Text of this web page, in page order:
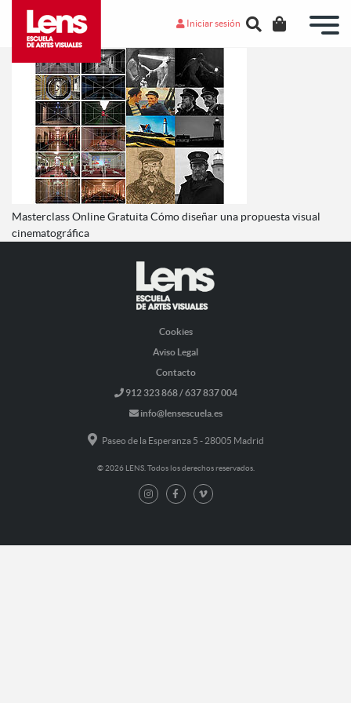
Iniciar sesión
Masterclass Online Gratuita Cómo diseñar una propuesta visual
cinematográfica
Cookies
Aviso Legal
Contacto
912 323 868 / 637 837 004
info@lensescuela.es
Paseo de la Esperanza 5 - 28005 Madrid
© 2026 LENS. Todos los derechos reservados.